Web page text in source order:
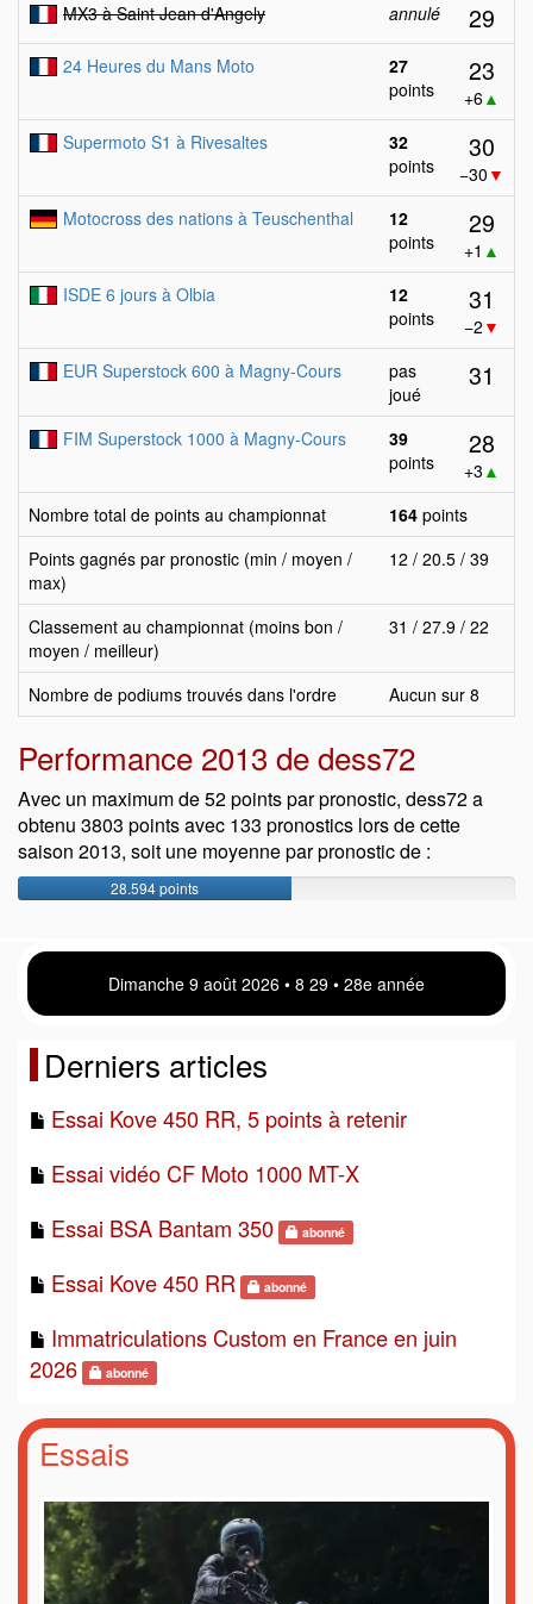
MX3 à Saint Jean d'Angely annulé 29
24 Heures du Mans Moto
27
points
23
+6▲
Supermoto S1 à Rivesaltes
32
points
30
−30 ▼
Motocross des nations à Teuschenthal
12
points
29
+1 ▲
ISDE 6 jours à Olbia
12
points
31
−2 ▼
EUR Superstock 600 à Magny-Cours
pas
joué
31
FIM Superstock 1000 à Magny-Cours
39
points
28
+3 ▲
Nombre total de points au championnat
164 points
Points gagnés par pronostic (min / moyen /
max)
12 / 20.5 / 39
Classement au championnat (moins bon /
moyen / meilleur)
31 / 27.9 / 22
Nombre de podiums trouvés dans l'ordre Aucun sur 8
Performance 2013 de dess72
Avec un maximum de 52 points par pronostic, dess72 a
obtenu 3803 points avec 133 pronostics lors de cette
saison 2013, soit une moyenne par pronostic de :
28.594 points
Dimanche 9 août 2026 • 8:29 • 28e année
Derniers articles
Essai Kove 450 RR, 5 points à retenir
Essai vidéo CF Moto 1000 MT-X
Essai BSA Bantam 350
abonné
Essai Kove 450 RR abonné
Immatriculations Custom en France en juin
2026
abonné
Essais